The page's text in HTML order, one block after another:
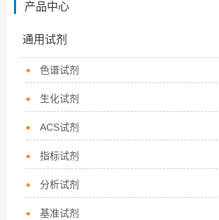
产品中心
通用试剂
色谱试剂
生化试剂
ACS试剂
指标试剂
分析试剂
基准试剂